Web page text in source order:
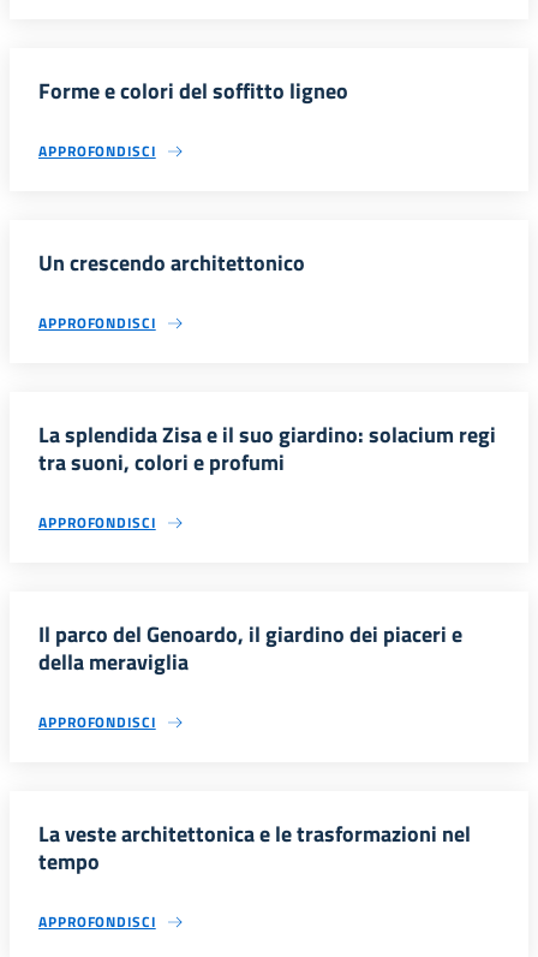
Forme e colori del soffitto ligneo
APPROFONDISCI
Un crescendo architettonico
APPROFONDISCI
La splendida Zisa e il suo giardino: solacium regi
tra suoni, colori e profumi
APPROFONDISCI
Il parco del Genoardo, il giardino dei piaceri e
della meraviglia
APPROFONDISCI
La veste architettonica e le trasformazioni nel
tempo
APPROFONDISCI